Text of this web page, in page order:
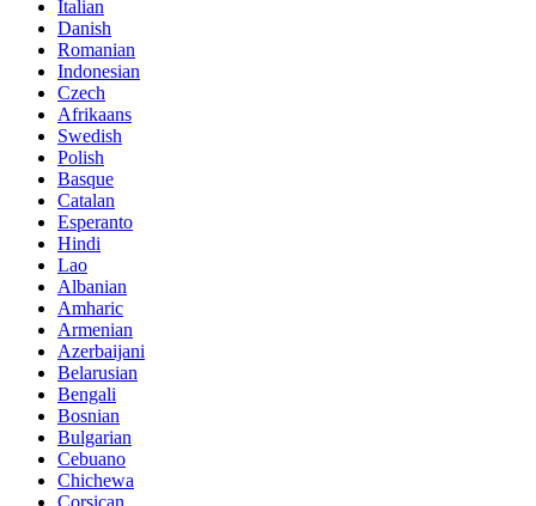
Italian
Danish
Romanian
Indonesian
Czech
Afrikaans
Swedish
Polish
Basque
Catalan
Esperanto
Hindi
Lao
Albanian
Amharic
Armenian
Azerbaijani
Belarusian
Bengali
Bosnian
Bulgarian
Cebuano
Chichewa
Corsican